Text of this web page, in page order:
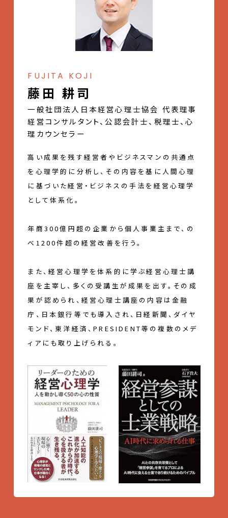
FUJITA KOJI
藤田 耕司
一般社団法人日本経営心理士協会 代表理事
経営コンサルタント、公認会計士、税理士、心
理カウンセラー
高い成果を残す経営者やビジネスマンの共通点
を心理学的に分析し、その内容を基に人間心理
に基づいた経営・ビジネスの手法を経営心理学
として体系化。
年商300億円超の企業から個人事業主まで、の
べ1200件超の経営改善を行う。
また、経営心理学を体系的に学ぶ経営心理士講
座を主宰し、多くの受講生が成果を出す。その成
果が認められ、経営心理士講座の内容は金融
庁、日本銀行等でも導入され、日経新聞、ダイヤ
モンド、東洋経済、PRESIDENT等の複数のメデ
ィアにも取り上げられる。